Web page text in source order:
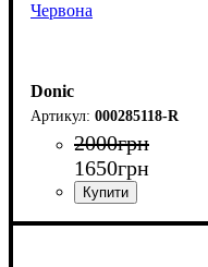
Червона
Donic
000285118-R
2000грн
1650грн